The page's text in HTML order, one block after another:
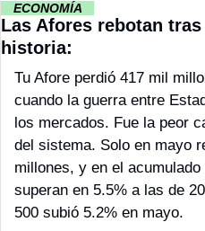
ECONOMÍA
Las Afores rebotan
historia:
Tu Afore perdió 417 mil
cuando la guerra entre
los mercados. Fue la peor
del sistema. Solo en mayo
millones, y en el
superan en 5.5% a las de
500 subió 5.2% en mayo.